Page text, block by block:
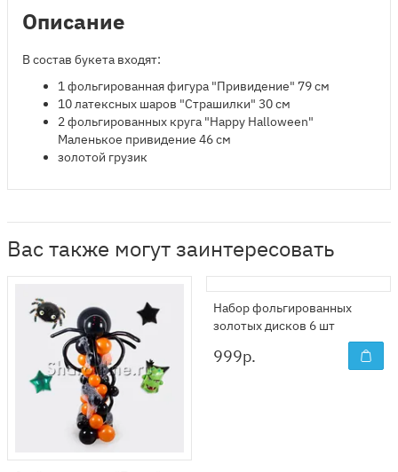
Описание
В состав букета входят:
1 фольгированная фигура "Привидение" 79 см
10 латексных шаров "Страшилки" 30 см
2 фольгированных круга "Happy Halloween"
Маленькое привидение 46 см
золотой грузик
Вас также могут заинтересовать
Набор фольгированных
золотых дисков 6 шт
999р.